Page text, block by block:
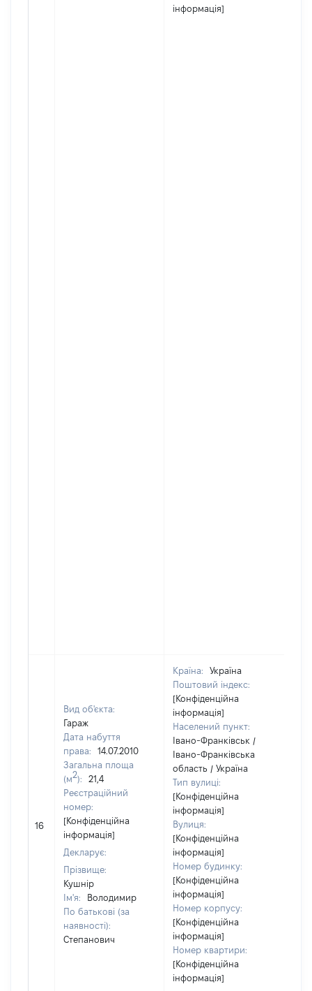
інформація]
16
Вид об'єкта:
Гараж
Дата набуття
права:
14.07.2010
Загальна площа
(м2):
21,4
Реєстраційний
номер:
[Конфіденційна
інформація]
Декларує:
Прізвище:
Кушнір
Ім'я:
Володимир
По батькові (за
наявності):
Степанович
Країна:
Україна
Поштовий індекс:
[Конфіденційна
інформація]
Населений пункт:
Івано-Франківськ /
Івано-Франківська
область / Україна
Тип вулиці:
[Конфіденційна
інформація]
Вулиця:
[Конфіденційна
інформація]
Номер будинку:
[Конфіденційна
інформація]
Номер корпусу:
[Конфіденційна
інформація]
Номер квартири:
[Конфіденційна
інформація]